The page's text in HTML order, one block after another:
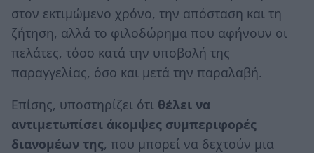
στον εκτιμώμενο χρόνο, την απόσταση και τη
ζήτηση, αλλά το φιλοδώρημα που αφήνουν οι
πελάτες, τόσο κατά την υποβολή της
παραγγελίας, όσο και μετά την παραλαβή.
Επίσης, υποστηρίζει ότι θέλει να
αντιμετωπίσει άκομψες συμπεριφορές
διανομέων της, που μπορεί να δεχτούν μια